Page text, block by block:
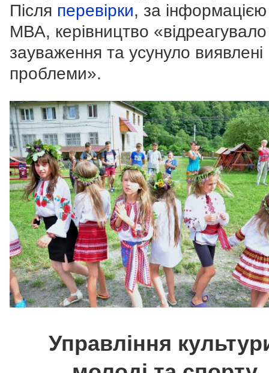
Після перевірки, за інформацією
МВА, керівництво
зауваження та усунуло виявлені
проблеми».
Управління